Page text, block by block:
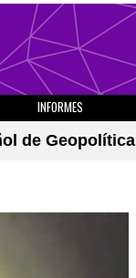
INFORMES
de Geopolítica